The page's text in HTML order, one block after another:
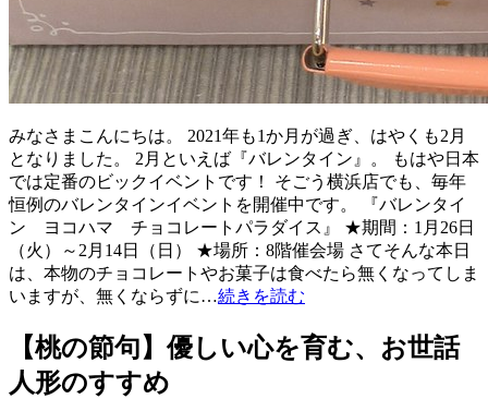
みなさまこんにちは。 2021年も1か月が過ぎ、はやくも2月
となりました。 2月といえば『バレンタイン』。 もはや日本
では定番のビックイベントです！ そごう横浜店でも、毎年
恒例のバレンタインイベントを開催中です。 『バレンタイ
ン ヨコハマ チョコレートパラダイス』 ★期間：1月26日
（火）～2月14日（日） ★場所：8階催会場 さてそんな本日
は、本物のチョコレートやお菓子は食べたら無くなってしま
いますが、無くならずに…続きを読む
【桃の節句】優しい心を育む、お世話
人形のすすめ